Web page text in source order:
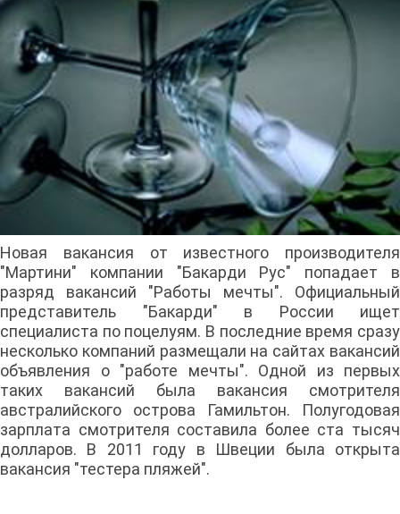
Новая вакансия от известного производителя
"Мартини" компании "Бакарди Рус" попадает в
разряд вакансий "Работы мечты". Официальный
представитель "Бакарди" в России ищет
специалиста по поцелуям. В последние время сразу
несколько компаний размещали на сайтах вакансий
объявления о "работе мечты". Одной из первых
таких вакансий была вакансия смотрителя
австралийского острова Гамильтон. Полугодовая
зарплата смотрителя составила более ста тысяч
долларов. В 2011 году в Швеции была открыта
вакансия "тестера пляжей".